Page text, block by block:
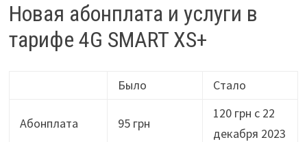
Новая абонплата и услуги в
тарифе 4G SMART XS+
Было Стало
Абонплата 95 грн
120 грн с 22
декабря 2023